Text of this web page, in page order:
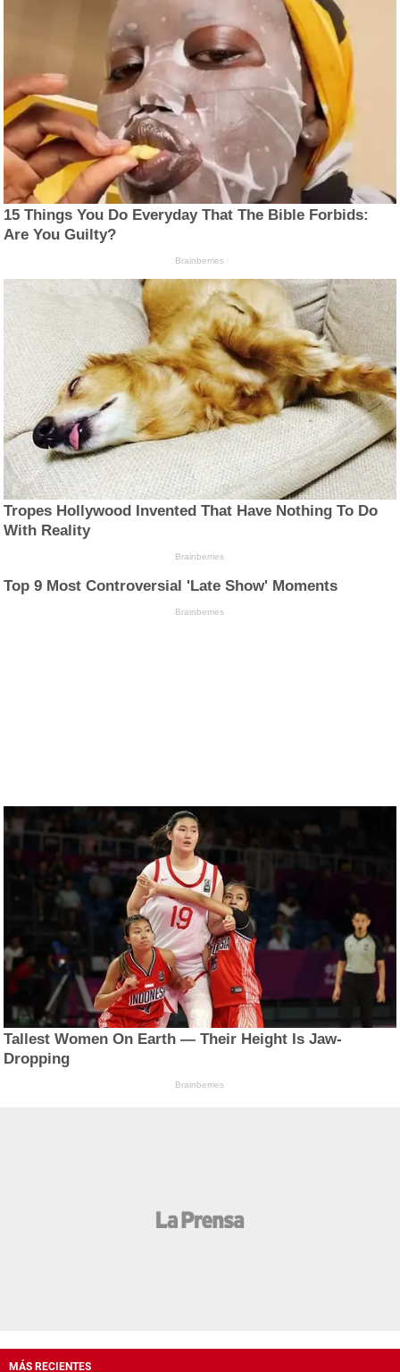
15 Things You Do Everyday That The Bible Forbids:
Are You Guilty?
Brainberries
Tropes Hollywood Invented That Have Nothing To Do
With Reality
Brainberries
Top 9 Most Controversial 'Late Show' Moments
Brainberries
Tallest Women On Earth — Their Height Is Jaw-
Dropping
Brainberries
MÁS RECIENTES